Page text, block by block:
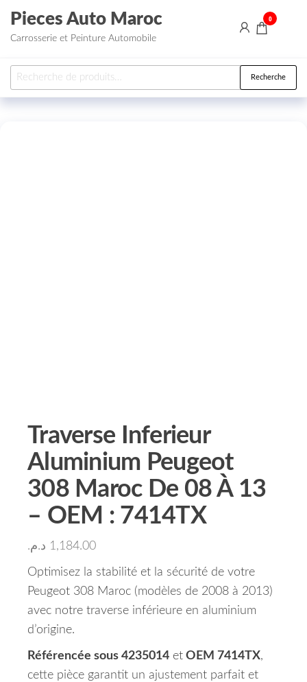
Aller au contenu
Pieces Auto Maroc
Carrosserie et Peinture Automobile
0
Recherche pour : Recherche
Traverse Inferieur
Aluminium Peugeot
308 Maroc De 08 À 13
– OEM : 7414TX
1,184.00 د.م.
Optimisez la stabilité et la sécurité de votre
Peugeot 308 Maroc (modèles de 2008 à 2013)
avec notre traverse inférieure en aluminium
d’origine.
Référencée sous 4235014 et OEM 7414TX,
cette pièce garantit un ajustement parfait et